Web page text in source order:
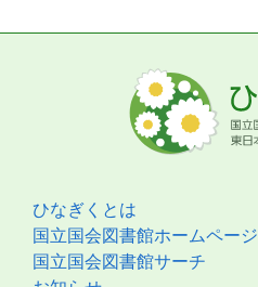
ひなぎくとは
国立国会図書館ホームページ
国立国会図書館サーチ